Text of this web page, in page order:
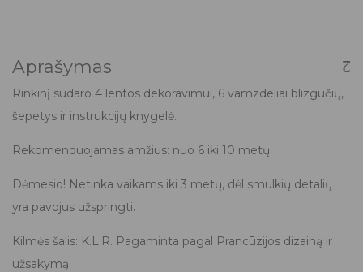
Aprašymas
Rinkinį sudaro 4 lentos dekoravimui, 6 vamzdeliai blizgučių,
šepetys ir instrukcijų knygelė.
Rekomenduojamas amžius: nuo 6 iki 10 metų.
Dėmesio! Netinka vaikams iki 3 metų, dėl smulkių detalių
yra pavojus užspringti.
Kilmės šalis: K.L.R. Pagaminta pagal Prancūzijos dizainą ir
užsakymą.